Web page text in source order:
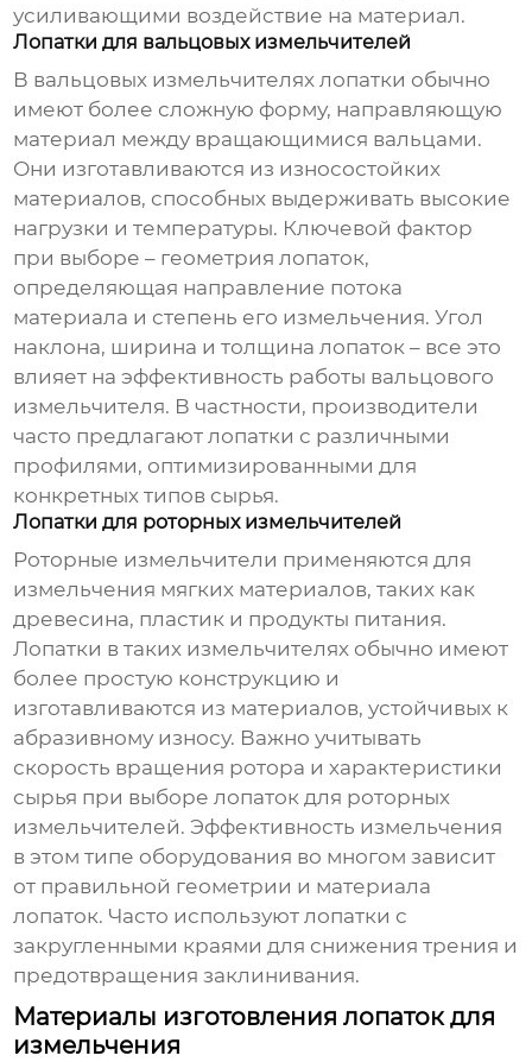
усиливающими воздействие на материал.
Лопатки для вальцовых измельчителей
В вальцовых измельчителях лопатки обычно
имеют более сложную форму, направляющую
материал между вращающимися вальцами.
Они изготавливаются из износостойких
материалов, способных выдерживать высокие
нагрузки и температуры. Ключевой фактор
при выборе – геометрия лопаток,
определяющая направление потока
материала и степень его измельчения. Угол
наклона, ширина и толщина лопаток – все это
влияет на эффективность работы вальцового
измельчителя. В частности, производители
часто предлагают лопатки с различными
профилями, оптимизированными для
конкретных типов сырья.
Лопатки для роторных измельчителей
Роторные измельчители применяются для
измельчения мягких материалов, таких как
древесина, пластик и продукты питания.
Лопатки в таких измельчителях обычно имеют
более простую конструкцию и
изготавливаются из материалов, устойчивых к
абразивному износу. Важно учитывать
скорость вращения ротора и характеристики
сырья при выборе лопаток для роторных
измельчителей. Эффективность измельчения
в этом типе оборудования во многом зависит
от правильной геометрии и материала
лопаток. Часто используют лопатки с
закругленными краями для снижения трения и
предотвращения заклинивания.
Материалы изготовления лопаток для
измельчения